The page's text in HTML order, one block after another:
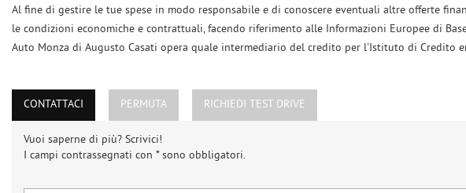
Al fine di gestire le tue spese in modo responsabile e di conoscere eventuali altre offerte
le condizioni economiche e contrattuali, facendo riferimento alle Informazioni Europee di
Auto Monza di Augusto Casati opera quale intermediario del credito per l'Istituto di Credito
CONTATTACI PERMUTA RICHIEDI TEST DRIVE
Vuoi saperne di più? Scrivici!
I campi contrassegnati con * sono obbligatori.